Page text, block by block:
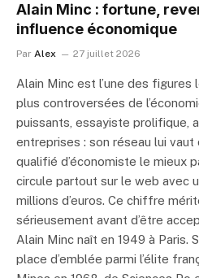
Alain Minc : fortune,
influence économique
Par Alex 27 juillet 2026
Alain Minc est l’une des
plus controversées de
puissants, essayiste prolifique,
entreprises : son réseau lui vaut
qualifié d’économiste le mieux
circule partout sur le web avec
millions d’euros. Ce chiffre
sérieusement avant d’être
Alain Minc naît en 1949 à Paris.
place d’emblée parmi l’élite